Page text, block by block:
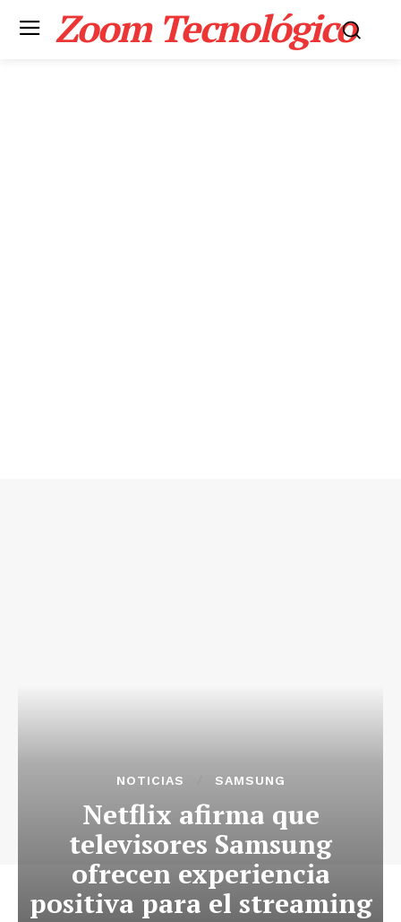
Zoom Tecnológico
NOTICIAS SAMSUNG
Netflix afirma que
televisores Samsung
ofrecen experiencia
positiva para el streaming